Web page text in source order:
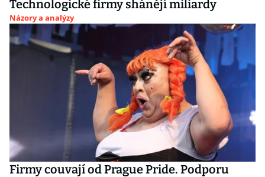
Technologické firmy shánějí miliardy
Názory a analýzy
Firmy couvají od Prague Pride. Podporu